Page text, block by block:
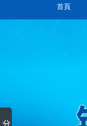
首頁